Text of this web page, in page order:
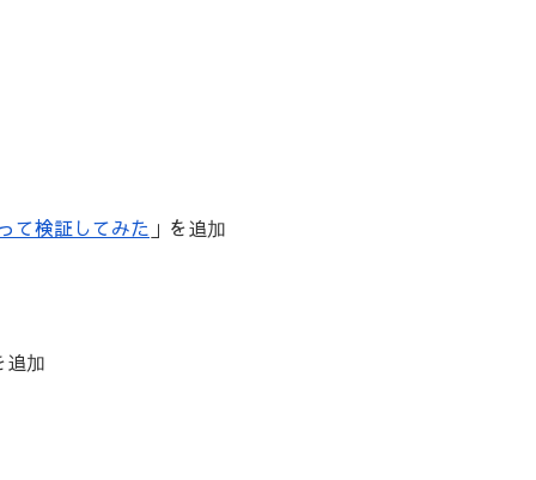
て検証してみた 」を追加
追加